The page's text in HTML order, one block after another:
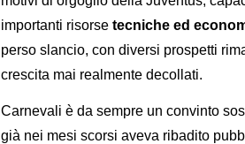
importanti risorse tecniche ed
perso slancio, con diversi prospetti
crescita mai realmente decollati.
Carnevali è da sempre un convinto
già nei mesi scorsi aveva ribadito